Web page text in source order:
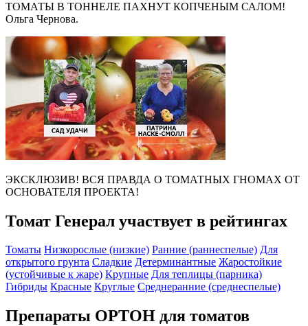
ТОМАТЫ В ТОННЕЛЕ ПАХНУТ КОПЧЕНЫМ САЛОМ!
Ольга Чернова.
ЭКСКЛЮЗИВ! ВСЯ ПРАВДА О ТОМАТНЫХ ГНОМАХ ОТ
ОСНОВАТЕЛЯ ПРОЕКТА!
Томат Генерал участвует в рейтингах
Томаты Низкорослые (низкие) Ранние (раннеспелые) Для
открытого грунта Сладкие Детерминантные Жаростойкие
(устойчивые к жаре) Крупные Для теплицы (парника)
Гибриды Красные Круглые Среднеранние (среднеспелые)
Препараты ОРТОН для томатов